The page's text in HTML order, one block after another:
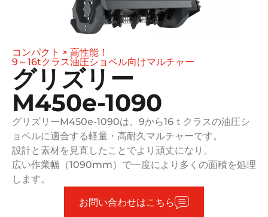
コンパクト × 高性能！
9～16tクラス油圧ショベル向けマルチャー
グリズリー
M450e-1090
グリズリーM450e-1090は、9から16ｔクラスの油圧シ
ョベルに適合する軽量・高耐久マルチャーです。
設計と素材を見直したことでより頑丈になり、
広い作業幅（1090mm）で一度により多くの面積を処理
します。
お問い合わせはこちら